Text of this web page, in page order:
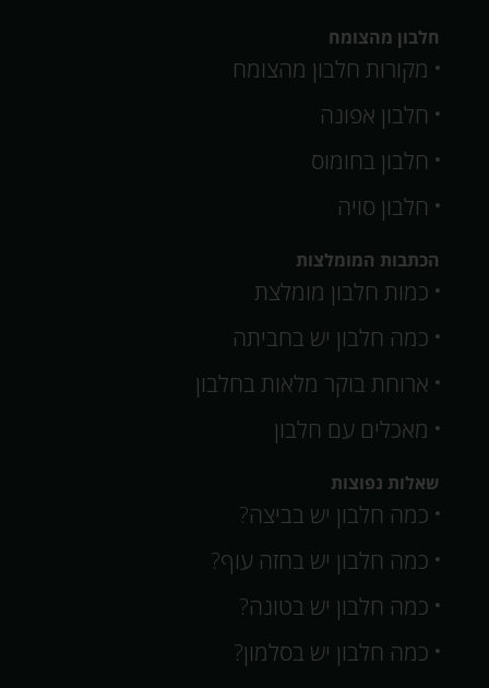
חלבון מהצומח
מקורות חלבון מהצומח
חלבון אפונה
חלבון בחומוס
חלבון סויה
הכתבות המומלצות
כמות חלבון מומלצת
כמה חלבון יש בחביתה
ארוחת בוקר מלאות בחלבון
מאכלים עם חלבון
שאלות נפוצות
כמה חלבון יש בביצה?
כמה חלבון יש בחזה עוף?
כמה חלבון יש בטונה?
כמה חלבון יש בסלמון?